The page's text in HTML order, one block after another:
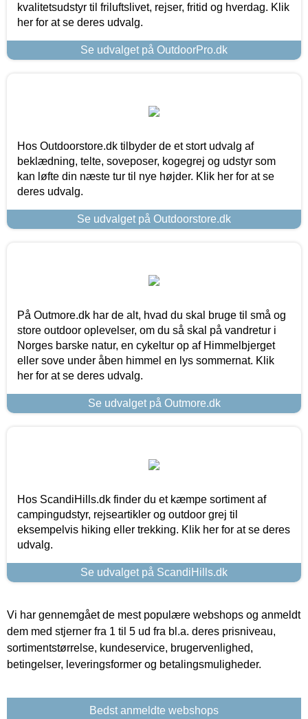
kvalitetsudstyr til friluftslivet, rejser, fritid og hverdag. Klik
her for at se deres udvalg.
Se udvalget på OutdoorPro.dk
Hos Outdoorstore.dk tilbyder de et stort udvalg af
beklædning, telte, soveposer, kogegrej og udstyr som
kan løfte din næste tur til nye højder. Klik her for at se
deres udvalg.
Se udvalget på Outdoorstore.dk
På Outmore.dk har de alt, hvad du skal bruge til små og
store outdoor oplevelser, om du så skal på vandretur i
Norges barske natur, en cykeltur op af Himmelbjerget
eller sove under åben himmel en lys sommernat. Klik
her for at se deres udvalg.
Se udvalget på Outmore.dk
Hos ScandiHills.dk finder du et kæmpe sortiment af
campingudstyr, rejseartikler og outdoor grej til
eksempelvis hiking eller trekking. Klik her for at se deres
udvalg.
Se udvalget på ScandiHills.dk
Vi har gennemgået de mest populære webshops og anmeldt
dem med stjerner fra 1 til 5 ud fra bl.a. deres prisniveau,
sortimentstørrelse, kundeservice, brugervenlighed,
betingelser, leveringsformer og betalingsmuligheder.
Bedst anmeldte webshops